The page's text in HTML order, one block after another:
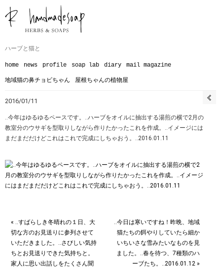
ハーブと猫と
home news profile soap lab diary mail magazine
地域猫の鼻チョビちゃん 屋根ちゃんの植物屋
2016/01/11
‥今年はゆるゆるペースです。‥ハーブをオイルに抽出する湯煎の横で2月の
教室分のウサギを型取りしながら作りたかったこれを作成。‥イメージには
まだまだだけどこれはこれで完成にしちゃおう。‥2016.01.11
« ‥すばらしき冬晴れの１日、大
切な方のお見送りに参列させて
いただきました。‥さびしい気持
ちとお見送りできた気持ちと。
家人に思い出話しをたくさん聞
‥今日は寒いですね！昨晩、地域
猫たちの餌やりしていたら細か
いちいさな雪みたいなものを見
ました。‥春を待つ、7種類のハ
ーブたち。‥2016.01.12 »